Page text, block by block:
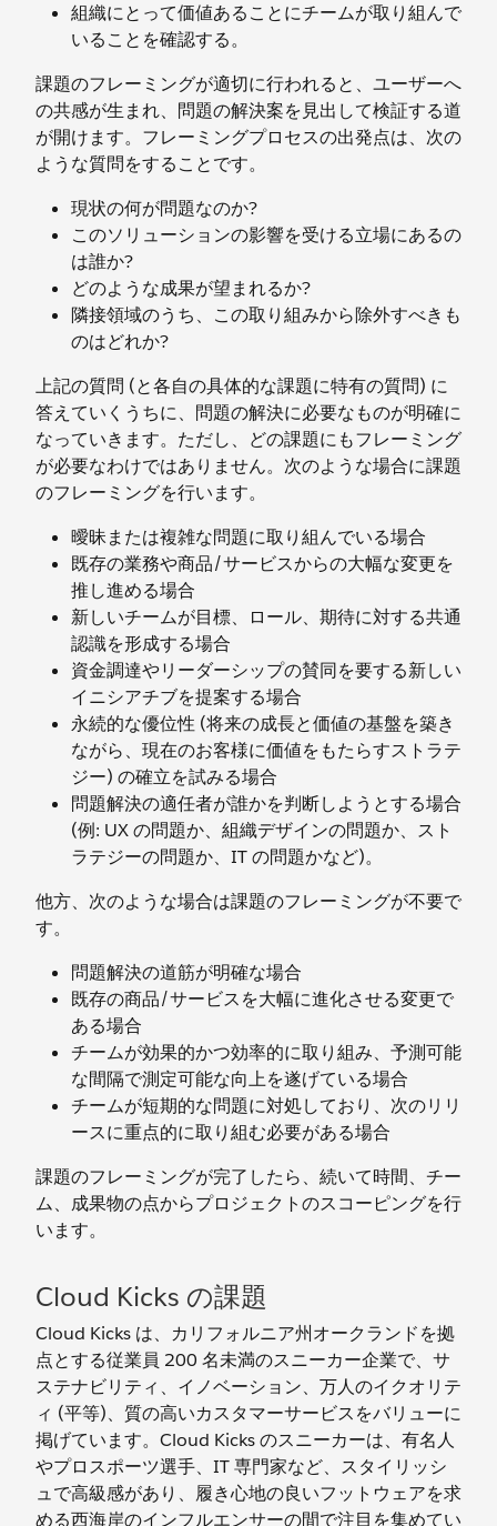
組織にとって価値あることにチームが取り組んで
いることを確認する。
課題のフレーミングが適切に行われると、ユーザーへ
の共感が生まれ、問題の解決案を見出して検証する道
が開けます。フレーミングプロセスの出発点は、次の
ような質問をすることです。
現状の何が問題なのか?
このソリューションの影響を受ける立場にあるの
は誰か?
どのような成果が望まれるか?
隣接領域のうち、この取り組みから除外すべきも
のはどれか?
上記の質問 (と各自の具体的な課題に特有の質問) に
答えていくうちに、問題の解決に必要なものが明確に
なっていきます。ただし、どの課題にもフレーミング
が必要なわけではありません。次のような場合に課題
のフレーミングを行います。
曖昧または複雑な問題に取り組んでいる場合
既存の業務や商品/サービスからの大幅な変更を
推し進める場合
新しいチームが目標、ロール、期待に対する共通
認識を形成する場合
資金調達やリーダーシップの賛同を要する新しい
イニシアチブを提案する場合
永続的な優位性 (将来の成長と価値の基盤を築き
ながら、現在のお客様に価値をもたらすストラテ
ジー) の確立を試みる場合
問題解決の適任者が誰かを判断しようとする場合
(例: UX の問題か、組織デザインの問題か、スト
ラテジーの問題か、IT の問題かなど)。
他方、次のような場合は課題のフレーミングが不要で
す。
問題解決の道筋が明確な場合
既存の商品/サービスを大幅に進化させる変更で
ある場合
チームが効果的かつ効率的に取り組み、予測可能
な間隔で測定可能な向上を遂げている場合
チームが短期的な問題に対処しており、次のリリ
ースに重点的に取り組む必要がある場合
課題のフレーミングが完了したら、続いて時間、チー
ム、成果物の点からプロジェクトのスコーピングを行
います。
Cloud Kicks の課題
Cloud Kicks は、カリフォルニア州オークランドを拠
点とする従業員 200 名未満のスニーカー企業で、サ
ステナビリティ、イノベーション、万人のイクオリテ
ィ (平等)、質の高いカスタマーサービスをバリューに
掲げています。Cloud Kicks のスニーカーは、有名人
やプロスポーツ選手、IT 専門家など、スタイリッシ
ュで高級感があり、履き心地の良いフットウェアを求
める西海岸のインフルエンサーの間で注目を集めてい